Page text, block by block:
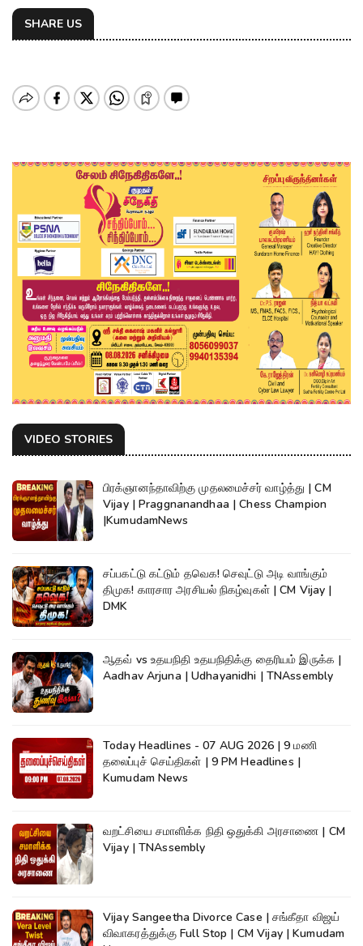
SHARE US
VIDEO STORIES
பிரக்ஞானந்தாவிற்கு முதலமைச்சர் வாழ்த்து | CM
Vijay | Praggnanandhaa | Chess Champion
|KumudamNews
சப்பகட்டு கட்டும் தவெக! செவுட்டு அடி வாங்கும்
திமுக! காரசார அரசியல் நிகழ்வுகள் | CM Vijay |
DMK
ஆதவ் vs உதயநிதி உதயநிதிக்கு தைரியம் இருக்க |
Aadhav Arjuna | Udhayanidhi | TNAssembly
Today Headlines - 07 AUG 2026 | 9 மணி
தலைப்புச் செய்திகள் | 9 PM Headlines |
Kumudam News
வறட்சியை சமாளிக்க நிதி ஒதுக்கி அரசாணை | CM
Vijay | TNAssembly
Vijay Sangeetha Divorce Case | சங்கீதா விஜய்
விவாகரத்துக்கு Full Stop | CM Vijay | Kumudam